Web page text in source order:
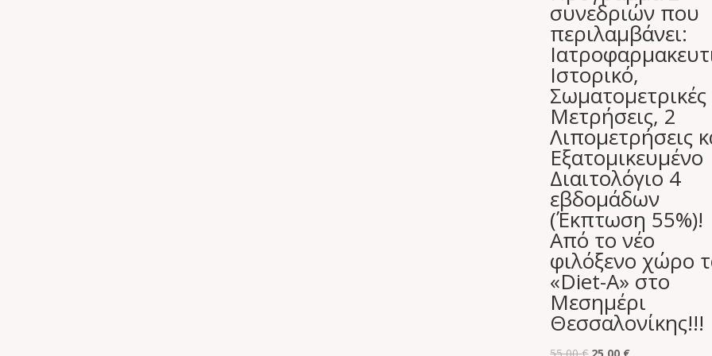
συνεδριών που
περιλαμβάνει:
Ιστορικό,
Σωματομετρικές
Μετρήσεις, 2
Λιπομετρήσεις
Εξατομικευμένο
Διαιτολόγιο 4
εβδομάδων
(Έκπτωση 55%)!
Από το νέο
φιλόξενο χώρο
«Diet-A» στο
Μεσημέρι
Θεσσαλονίκης!!!
55,00€ Original
25,00 €